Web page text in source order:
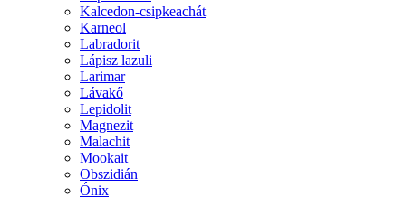
Kalcedon-csipkeachát
Karneol
Labradorit
Lápisz lazuli
Larimar
Lávakő
Lepidolit
Magnezit
Malachit
Mookait
Obszidián
Ónix